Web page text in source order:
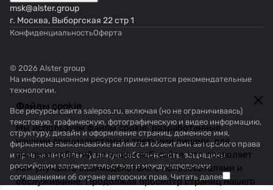
Файлы cookie
Мы используем файлы cookie, разработанные
нашими специалистами и третьими лицами, для
анализа событий на нашем веб-сайте, что позволяет
нам улучшать взаимодействие с пользователями и
обслуживание. Продолжая просмотр страниц нашего
msk@alster.group
г. Москва, Выборгская 22 стр 1
КонфиденциальностьОферта
© 2026 Alster group
На информационном ресурсе применяются рекомендательные
технологии.
Все ресурсы сайта salepos.ru, включая (но не ограничиваясь)
текстовую, графическую, фотографическую и видео информацию,
структуру, дизайн и оформление страниц, доменное имя,
фирменное наименование являются объектами авторского права
и прав на интеллектуальную собственность, защищены
российским законодательством и международными
соглашениями об охране авторских прав. Читать далее